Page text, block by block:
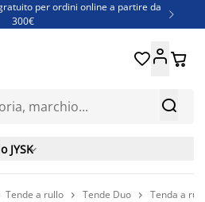
per ordini online a partire da
300€

Oltre 1.500 articoli fino al 70%
di rimborso più adatto a te

 
JYSK
Tende a rullo  Tende Duo  Tenda a